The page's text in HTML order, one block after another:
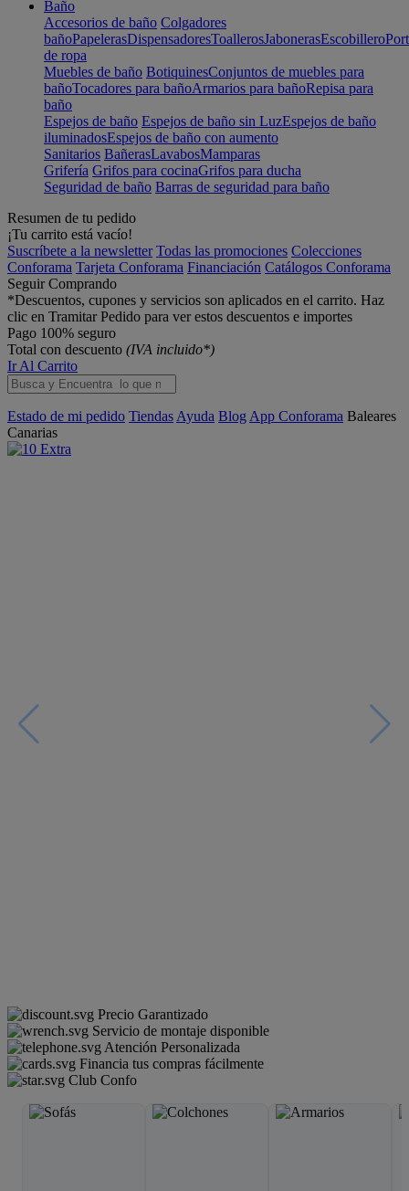
Baño
Accesorios de baño Colgadores
bañoPapelerasDispensadoresToallerosJabonerasEscobillero
de ropa
Muebles de baño BotiquinesConjuntos de muebles para
bañoTocadores para bañoArmarios para bañoRepisa para
baño
Espejos de baño Espejos de baño sin LuzEspejos de baño
iluminadosEspejos de baño con aumento
Sanitarios BañerasLavabosMamparas
Grifería Grifos para cocinaGrifos para ducha
Seguridad de baño Barras de seguridad para baño
Resumen de tu pedido
¡Tu carrito está vacío!
Suscríbete a la newsletter Todas las promociones Colecciones
Conforama Tarjeta Conforama Financiación Catálogos Conforama
Seguir Comprando
*Descuentos, cupones y servicios son aplicados en el carrito. Haz
clic en Tramitar Pedido para ver estos descuentos e importes
Pago 100% seguro
Total con descuento (IVA incluido*)
Ir Al Carrito
Estado de mi pedido Tiendas Ayuda Blog App Conforama Baleares
Canarias
Precio Garantizado
Servicio de montaje disponible
Atención Personalizada
Financia tus compras fácilmente
Club Confo